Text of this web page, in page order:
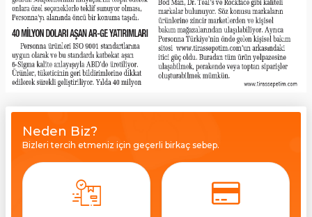
Neden Biz?
Bizleri tercih etmeniz için geçerli birkaç sebep.